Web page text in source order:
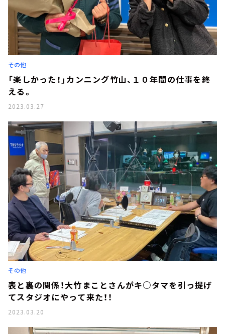
今日の番組表
週間番組表
トピックス
TBS Podcast
お知らせ
YouTube
その他
「楽しかった！」カンニング竹山、１０年間の仕事を終
える。
2023.03.27
その他
表と裏の関係！大竹まことさんがキ○タマを引っ提げ
てスタジオにやって来た！！
2023.03.20